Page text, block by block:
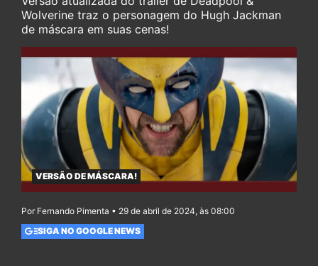
Wolverine traz o personagem do Hugh Jackman
de máscara em suas cenas!
VERSÃO DE MÁSCARA!
Por Fernando Pimenta • 29 de abril de 2024, às 08:00
SIGA NO GOOGLE NEWS